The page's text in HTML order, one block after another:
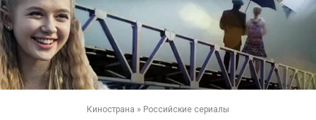
Кинострана » Российские сериалы